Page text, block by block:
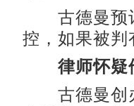
古德曼预计
控，如果被判
律师怀疑
古德曼创办